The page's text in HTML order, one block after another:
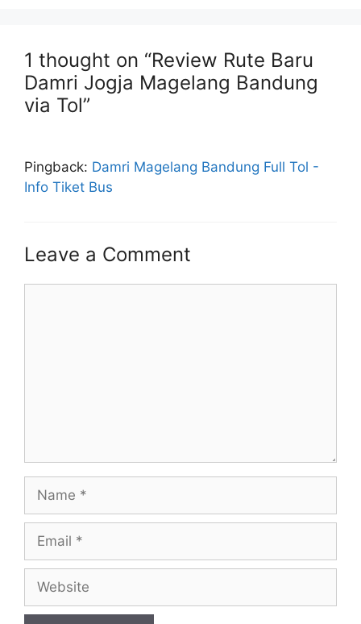
1 thought on “Review Rute Baru
Damri Jogja Magelang Bandung
via Tol”
Pingback: Damri Magelang Bandung Full Tol -
Info Tiket Bus
Leave a Comment